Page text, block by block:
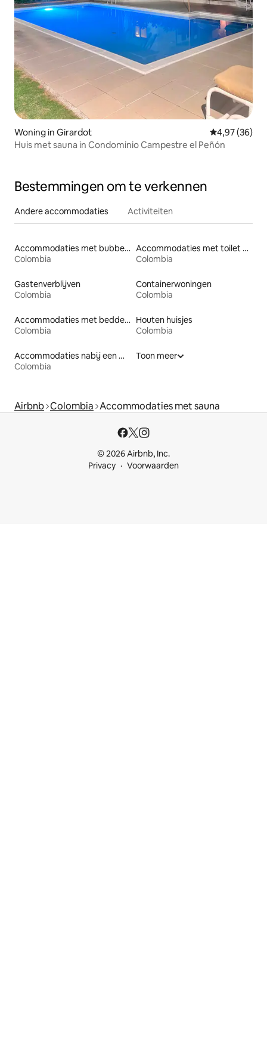
Woning in Girardot Gemiddelde
4,97 (36)
Huis met sauna in Condominio Campestre el Peñón
Bestemmingen om te verkennen
Andere accommodaties Activiteiten
Accommodaties met bubbelbad
Colombia
Accommodaties met toilet op toegankelijke hoogte
Colombia
Gastenverblijven
Colombia
Containerwoningen
Colombia
Accommodaties met bedden op toegankelijke hoogte
Colombia
Houten huisjes
Colombia
Accommodaties nabij een meer
Colombia
Toon meer
Airbnb Colombia Accommodaties met sauna
© 2026 Airbnb, Inc.
Privacy
Voorwaarden